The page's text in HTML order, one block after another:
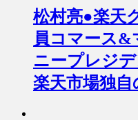
松村亮●楽天
員コマース
ニープレジ
楽天市場独自